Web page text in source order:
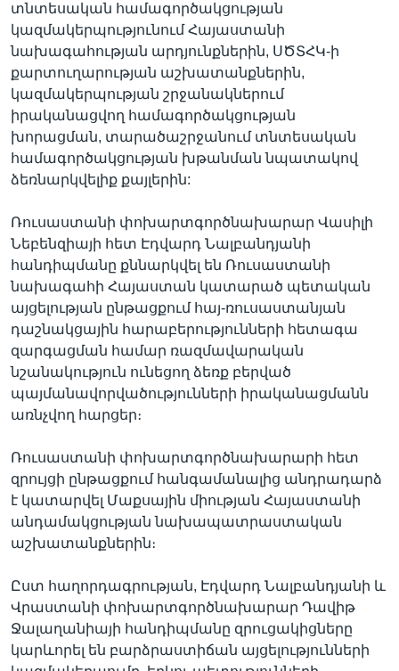
տնտեսական համագործակցության
կազմակերպությունում Հայաստանի
նախագահության արդյունքներին, ՍԾՏՀԿ-ի
քարտուղարության աշխատանքներին,
կազմակերպության շրջանակներում
իրականացվող համագործակցության
խորացման, տարածաշրջանում տնտեսական
համագործակցության խթանման նպատակով
ձեռնարկվելիք քայլերին:
Ռուսաստանի փոխարտգործնախարար Վասիլի
Նեբենզիայի հետ Էդվարդ Նալբանդյանի
հանդիպմանը քննարկվել են Ռուսաստանի
նախագահի Հայաստան կատարած պետական
այցելության ընթացքում հայ-ռուսաստանյան
դաշնակցային հարաբերությունների հետագա
զարգացման համար ռազմավարական
նշանակություն ունեցող ձեռք բերված
պայմանավորվածությունների իրականացմանն
առնչվող հարցեր։
Ռուսաստանի փոխարտգործնախարարի հետ
զրույցի ընթացքում հանգամանալից անդրադարձ
է կատարվել Մաքսային միության Հայաստանի
անդամակցության նախապատրաստական
աշխատանքներին։
Ըստ հաղորդագրության, Էդվարդ Նալբանդյանի և
Վրաստանի փոխարտգործնախարար Դավիթ
Ջալաղանիայի հանդիպմանը զրուցակիցները
կարևորել են բարձրաստիճան այցելությունների